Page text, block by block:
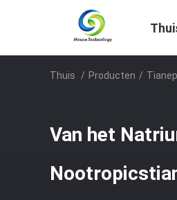
Thuis / Producten /
Van het